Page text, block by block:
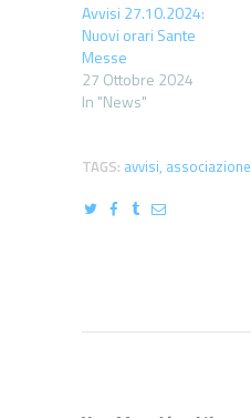
Avvisi 27.10.2024:
Nuovi orari Sante
Messe
27 Ottobre 2024
In "News"
TAGS: avvisi, associazione